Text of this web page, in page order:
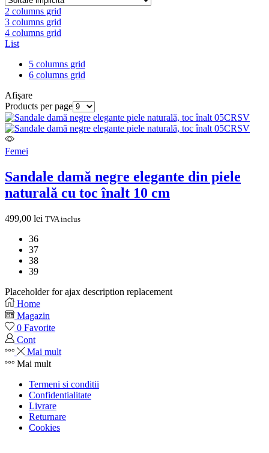
2 columns grid
3 columns grid
4 columns grid
List
5 columns grid
6 columns grid
Afişare
Products per page
Femei
Sandale damă negre elegante din piele
naturală cu toc înalt 10 cm
499,00 lei TVA inclus
36
37
38
39
Placeholder for ajax description replacement
Home
Magazin
0 Favorite
Cont
Mai mult
Mai mult
Termeni si conditii
Confidentialitate
Livrare
Returnare
Cookies